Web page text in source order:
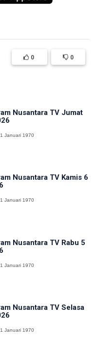
0 0
Nusantara TV Jumat
Januari 1970
Nusantara TV Kamis 6
Januari 1970
Nusantara TV Rabu 5
Januari 1970
Nusantara TV Selasa
Januari 1970